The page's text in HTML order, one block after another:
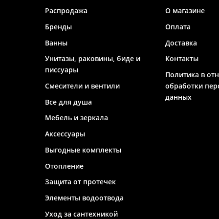
Распродажа
Бренды
Ванны
Унитазы, раковины, биде и
писсуары
Смесители и вентили
Все для душа
Мебель и зеркала
Аксессуары
Выгодные комплекты
Отопление
Защита от протечек
Элементы водоотвода
Уход за сантехникой
О магазине
Оплата
Доставка
Контакты
Политика в
обработки
данных